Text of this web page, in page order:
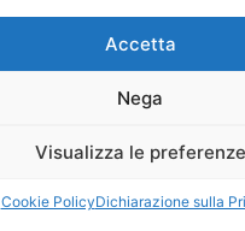
Accetta
Nega
Visualizza le preferenze
Cookie PolicyDichiarazione sulla
Registrati Contatti
SPECIALE LAST MINUTE - SH WEB